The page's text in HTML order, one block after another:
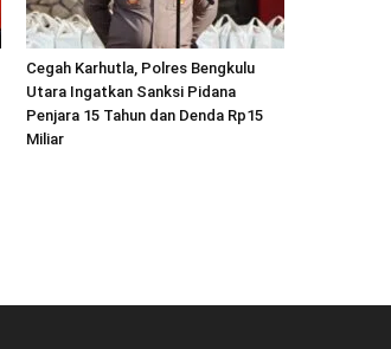
Cegah Karhutla, Polres Bengkulu
Utara Ingatkan Sanksi Pidana
Penjara 15 Tahun dan Denda Rp15
Miliar